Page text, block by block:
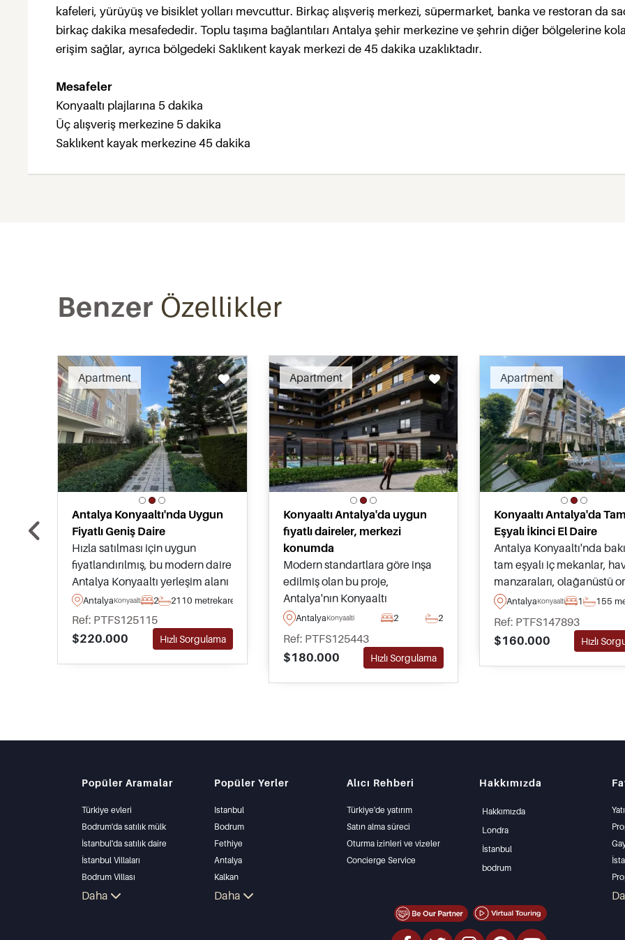
kafeleri, yürüyüş ve bisiklet yolları mevcuttur. Birkaç alışveriş merkezi, süpermarket, banka ve restoran da
birkaç dakika mesafededir. Toplu taşıma bağlantıları Antalya şehir merkezine ve şehrin diğer bölgelerine
erişim sağlar, ayrıca bölgedeki Saklıkent kayak merkezi de 45 dakika uzaklıktadır.
Mesafeler
Konyaaltı plajlarına 5 dakika
Üç alışveriş merkezine 5 dakika
Saklıkent kayak merkezine 45 dakika
Benzer Özellikler
Apartment
Recommended
Antalya Konyaaltı'nda Uygun
Fiyatlı Geniş Daire
Hızla satılması için uygun
fiyatlandırılmış, bu modern daire
Antalya Konyaaltı yerleşim alanı
içinde yer almakta olup, ortak
yüzme havuzu ve yeşil peyzajlı
bahçeleri olan mükemmel bir
sitede yer almaktadır.
AntalyaKonyaalti 2 2110 metrekare
Ref: PTFS125115
$220.000
Hızlı Sorgulama
Apartment
Recommended
Konyaaltı Antalya'da uygun
fiyatlı daireler, merkezi
konumda
Modern standartlara göre inşa
edilmiş olan bu proje,
Antalya'nın Konyaaltı
bölgesinde daireler sunmakta
ve sakinlerin dinlenip günlük
vakit geçirebileceği ortak yüzme
havuzu ve bahçelere sahiptir.
AntalyaKonyaalti 2 2
Ref: PTFS125443
$180.000
Hızlı Sorgulama
Apartment
Konyaaltı Antalya'da
Eşyalı İkinci El Daire
Antalya Konyaaltı'nda
tam eşyalı iç mekanlar,
manzaraları, olağanüstü
tesisler ve plajlara,
günlük olanaklara
erişim sunan daire.
AntalyaKonyaalti 1 155
Ref: PTFS147893
$160.000
Hızlı
Popüler Aramalar
Türkiye evleri
Bodrum'da satılık mülk
İstanbul'da satılık daire
İstanbul Villaları
Bodrum Villası
Antalya'da satılık daire
Daha
Popüler Yerler
Istanbul
Bodrum
Fethiye
Antalya
Kalkan
Alanya
Daha
Alıcı Rehberi
Türkiye'de yatırım
Satın alma süreci
Oturma izinleri ve vizeler
Concierge Service
Hakkımızda
Hakkımızda
Londra
İstanbul
bodrum